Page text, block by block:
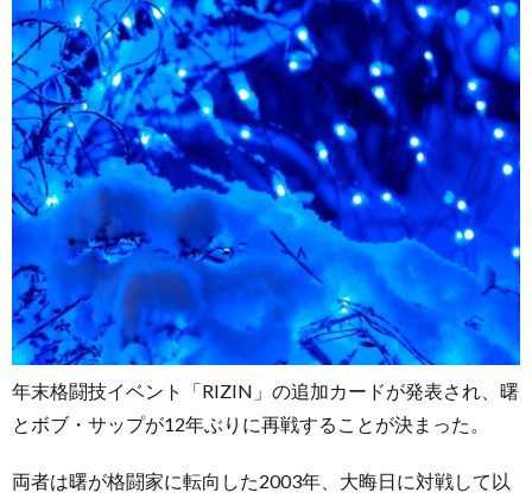
い
合
年末格闘技イベント「RIZIN」の追加カードが発表され、曙
とボブ・サップが12年ぶりに再戦することが決まった。
両者は曙が格闘家に転向した2003年、大晦日に対戦して以